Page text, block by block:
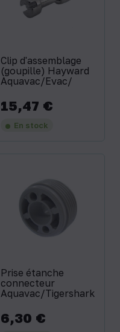
Clip d'assemblage
(goupille) Hayward
Aquavac/Evac/
Prix
15,47 €
En stock
Prise étanche
connecteur
Aquavac/Tigershark
Prix
6,30 €